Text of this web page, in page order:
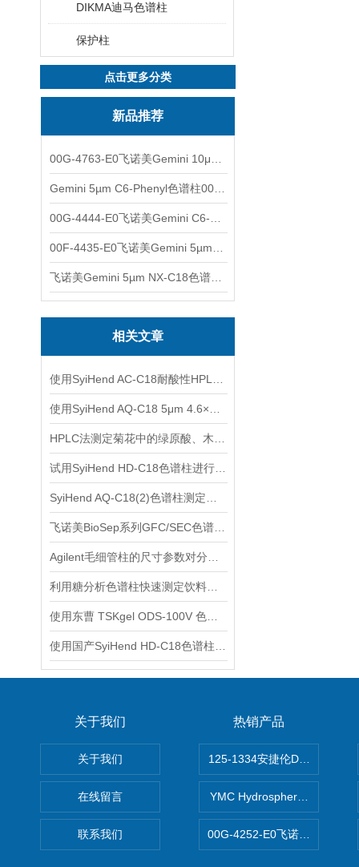
DIKMA迪马色谱柱
保护柱
点击更多分类
新品推荐
相关文章
关于我们
关于我们
在线留言
联系我们
热销产品
125-1334安捷伦DB-624色谱
YMC Hydrosphere C18亲水
00G-4252-E0飞诺美Luna